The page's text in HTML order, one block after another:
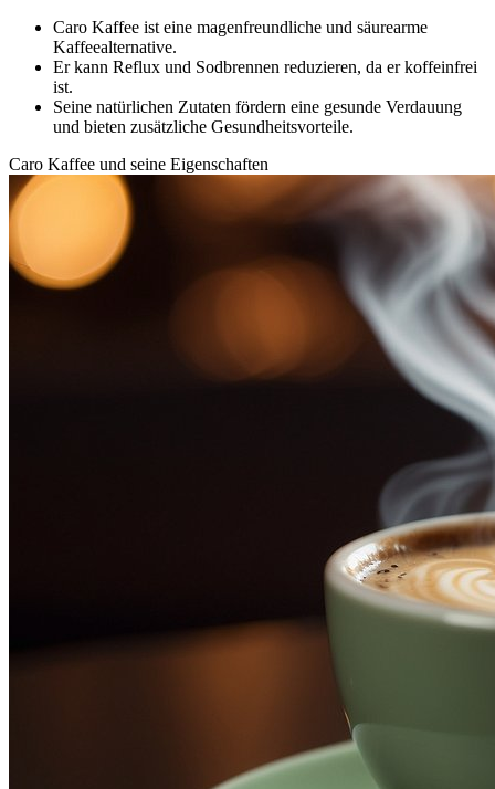
Caro Kaffee ist eine magenfreundliche und säurearme
Kaffeealternative.
Er kann Reflux und Sodbrennen reduzieren, da er koffeinfrei
ist.
Seine natürlichen Zutaten fördern eine gesunde Verdauung
und bieten zusätzliche Gesundheitsvorteile.
Caro Kaffee und seine Eigenschaften